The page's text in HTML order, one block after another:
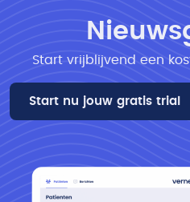
Start vrijblijvend een
Start nu jouw gratis trial